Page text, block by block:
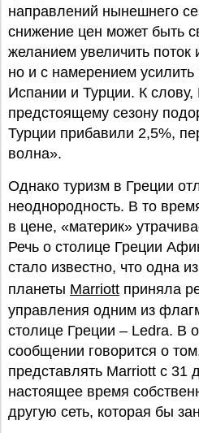
направлений нынешнего
снижение цен может быть
желанием увеличить поток
но и с намерением
Испании и Турции. К слову,
предстоящему сезону
Турции прибавили 2,5%,
волна».
Однако туризм в Греции
неоднородность. В то
в цене, «материк»
Речь о столице Греции
стало известно, что одна
планеты Marriott приняла
управления одним из
столице Греции – Ledra. В
сообщении говорится о
представлять Marriott с 31
настоящее время
другую сеть, которая бы